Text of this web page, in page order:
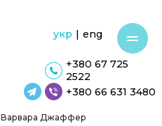
+380 66 631 3480
+380 67 725
2522
укр | eng
Варвара Джаффер